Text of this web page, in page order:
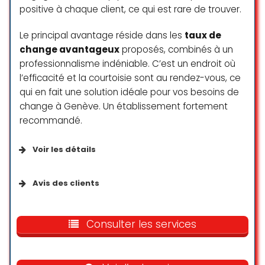
Работает обменник до 19:30, всё
обменяет всё быстро и волноваться
на счёт валюты не стоит.
Дарья Землянская
☆ 5/5
positive à chaque client, ce qui est rare de trouver.
Le principal avantage réside dans les taux de
change avantageuxproposés, combinés à un
professionnalisme indéniable. C’est un endroit où
l’efficacité et la courtoisie sont au rendez-vous, ce
qui en fait une solution idéale pour vos besoins de
change à Genève. Un établissement fortement
recommandé.
Voir les détails
Avis des clients
change de Genève et alentours.
Petit mention pour Jennifer avec
Merci encore
Consulter les services